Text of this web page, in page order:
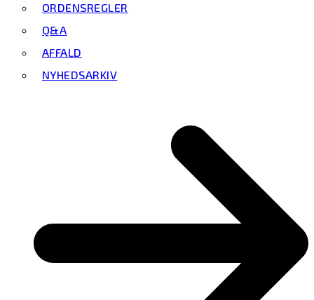
ORDENSREGLER
Q&A
AFFALD
NYHEDSARKIV